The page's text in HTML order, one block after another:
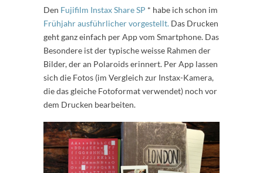
Den Fujifilm Instax Share SP * habe ich schon im
Frühjahr ausführlicher vorgestellt. Das Drucken
geht ganz einfach per App vom Smartphone. Das
Besondere ist der typische weisse Rahmen der
Bilder, der an Polaroids erinnert. Per App lassen
sich die Fotos (im Vergleich zur Instax-Kamera,
die das gleiche Fotoformat verwendet) noch vor
dem Drucken bearbeiten.